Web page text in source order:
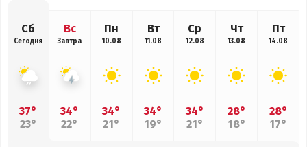
Сб
Сегодня
37°
23°
Вс
Завтра
34°
22°
Пн
10.08
34°
21°
Вт
11.08
34°
19°
Ср
12.08
34°
21°
Чт
13.08
28°
18°
Пт
14.08
28°
17°